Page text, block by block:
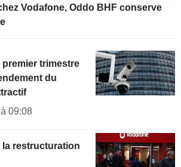
Vodafone, Oddo BHF conserve
premier trimestre
du
09:08
la restructuration